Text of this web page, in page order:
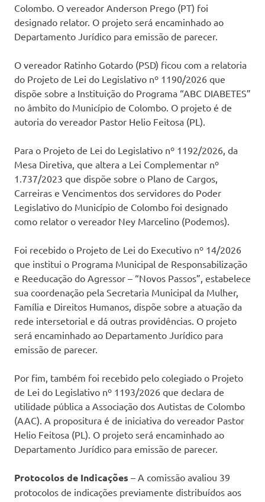
Colombo. O vereador Anderson Prego (PT) foi
designado relator. O projeto será encaminhado ao
Departamento Jurídico para emissão de parecer.
O vereador Ratinho Gotardo (PSD) ficou com a relatoria
do Projeto de Lei do Legislativo nº 1190/2026 que
dispõe sobre a Instituição do Programa “ABC DIABETES”
no âmbito do Município de Colombo. O projeto é de
autoria do vereador Pastor Helio Feitosa (PL).
Para o Projeto de Lei do Legislativo nº 1192/2026, da
Mesa Diretiva, que altera a Lei Complementar nº
1.737/2023 que dispõe sobre o Plano de Cargos,
Carreiras e Vencimentos dos servidores do Poder
Legislativo do Município de Colombo foi designado
como relator o vereador Ney Marcelino (Podemos).
Foi recebido o Projeto de Lei do Executivo nº 14/2026
que institui o Programa Municipal de Responsabilização
e Reeducação do Agressor – “Novos Passos”, estabelece
sua coordenação pela Secretaria Municipal da Mulher,
Família e Direitos Humanos, dispõe sobre a atuação da
rede intersetorial e dá outras providências. O projeto
será encaminhado ao Departamento Jurídico para
emissão de parecer.
Por fim, também foi recebido pelo colegiado o Projeto
de Lei do Legislativo nº 1193/2026 que declara de
utilidade pública a Associação dos Autistas de Colombo
(AAC). A propositura é de iniciativa do vereador Pastor
Helio Feitosa (PL). O projeto será encaminhado ao
Departamento Jurídico para emissão de parecer.
Protocolos de Indicações – A comissão avaliou 39
protocolos de indicações previamente distribuídos aos